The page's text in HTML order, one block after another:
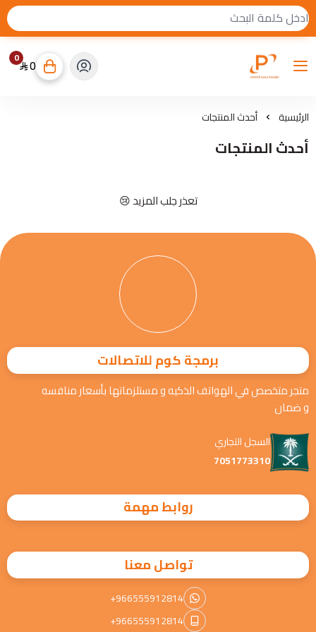
برمجة كوم للاتصالات
0 0
الرئيسية أحدث المنتجات
أحدث المنتجات
تعذر جلب المزيد 😢
برمجة كوم للاتصالات
متجر متخصص في الهواتف الذكيه و مستلزماتها بأسعار منافسه
و ضمان
السجل التجاري
7051773310
روابط مهمة
تواصل معنا
+966555912814
+966555912814